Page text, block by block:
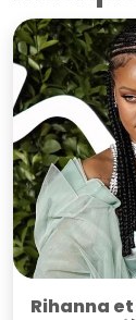
Rihanna